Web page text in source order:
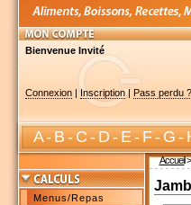
Bienvenue Invité
Connexion| Inscription| Pass perdu ?
A-B-C-D-E-F-G-
Accueil>
Menus/Repas